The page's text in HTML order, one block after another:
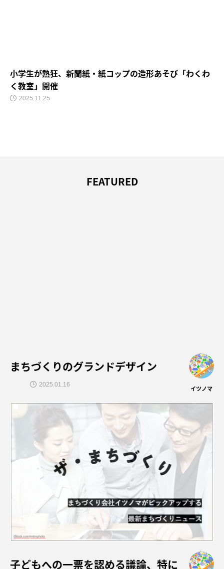
小学生が熱狂、新聞紙・紙コップの造形あそび「わくわ
く教室」開催
2025.11.25
FEATURED
まちづくりのグランドデザイン
イツノマ
2025.01.16
子どもへの一票を認める議論、特に